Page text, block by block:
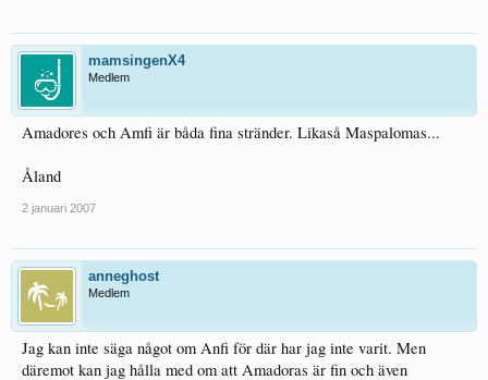
mamsingenX4
Medlem
Amadores och Amfi är båda fina stränder. Likaså Maspalomas...
Åland
2 januari 2007
anneghost
Medlem
Jag kan inte säga något om Anfi för där har jag inte varit. Men
däremot kan jag hålla med om att Amadoras är fin och även